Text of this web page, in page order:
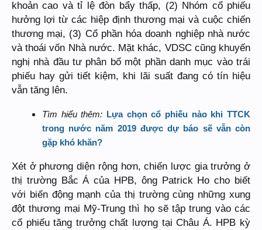
khoản cao và tỉ lệ đòn bẩy thấp, (2) Nhóm cổ phiếu
hưởng lợi từ các hiệp định thương mại và cuộc chiến
thương mại, (3) Cổ phần hóa doanh nghiệp nhà nước
và thoái vốn Nhà nước. Mặt khác, VDSC cũng khuyến
nghị nhà đầu tư phân bổ một phần danh mục vào trái
phiếu hay gửi tiết kiệm, khi lãi suất đang có tín hiệu
vẫn tăng lên.
Tìm hiểu thêm: Lựa chọn cổ phiếu nào khi TTCK
trong nước năm 2019 được dự báo sẽ vẫn còn
gặp khó khăn?
Xét ở phương diện rộng hơn, chiến lược gia trưởng ở
thị trường Bắc Á của HPB, ông Patrick Ho cho biết
với biến động mạnh của thị trường cùng những xung
đột thương mại Mỹ-Trung thì họ sẽ tập trung vào các
cổ phiếu tăng trưởng chất lượng tại Châu Á. HPB kỳ